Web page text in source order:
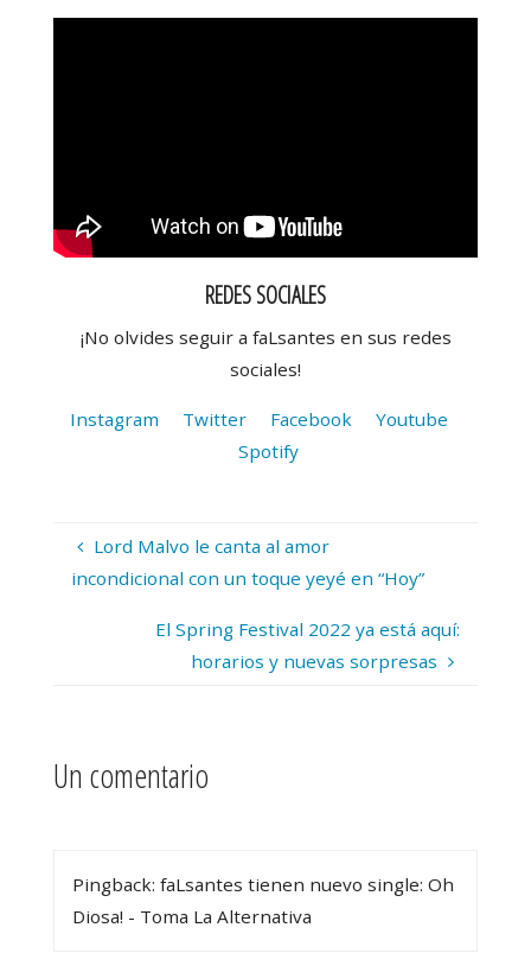
REDES SOCIALES
¡No olvides seguir a faLsantes en sus redes
sociales!
Instagram Twitter Facebook
Youtube
Spotify
Lord Malvo le canta al amor
incondicional con un toque yeyé en “Hoy”
El Spring Festival 2022 ya está aquí:
horarios y nuevas sorpresas
Un comentario
Pingback: faLsantes tienen nuevo single: Oh
Diosa! - Toma La Alternativa